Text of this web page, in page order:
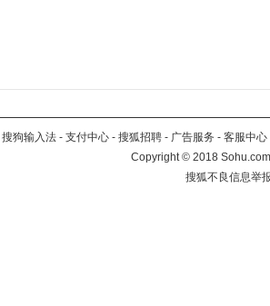
搜狗输入法 - 支付中心 - 搜狐招聘 - 广告服务 - 客服中心
Copyright©2018
搜狐不良信息举